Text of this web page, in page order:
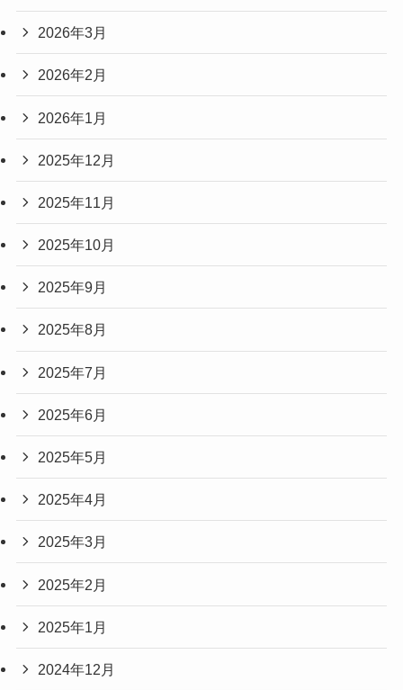
2026年3月
2026年2月
2026年1月
2025年12月
2025年11月
2025年10月
2025年9月
2025年8月
2025年7月
2025年6月
2025年5月
2025年4月
2025年3月
2025年2月
2025年1月
2024年12月